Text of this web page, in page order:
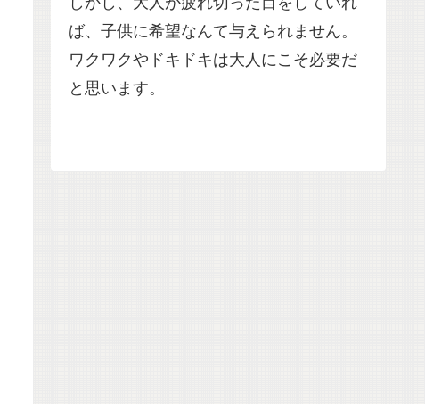
ば、子供に希望なんて与えられません。
ワクワクやドキドキは大人にこそ必要だ
と思います。